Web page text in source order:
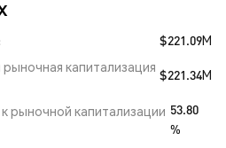
$221.09M
капитализация $221.34M
рыночной капитализации 53.80
%